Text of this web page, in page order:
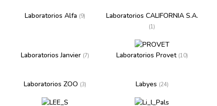
Laboratorios Alfa (9) Laboratorios CALIFORNIA S.A.
(1)
Laboratorios Janvier (7) Laboratorios Provet (10)
Laboratorios ZOO (3) Labyes (24)